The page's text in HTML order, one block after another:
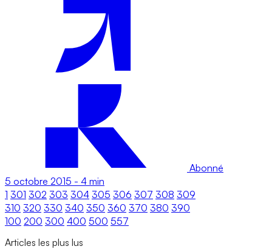
Abonné
5 octobre 2015 - 4 min
1 301 302 303 304 305 306 307 308 309
310 320 330 340 350 360 370 380 390
100 200 300 400 500 557
Articles les plus lus